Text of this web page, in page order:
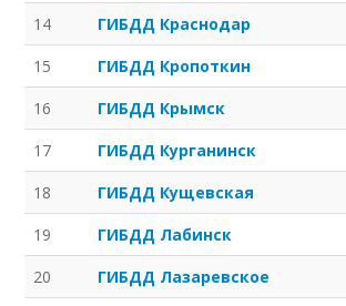
14
ГИБДД Краснодар
15
ГИБДД Кропоткин
16
ГИБДД Крымск
17
ГИБДД Курганинск
18
ГИБДД Кущевская
19
ГИБДД Лабинск
20
ГИБДД Лазаревское